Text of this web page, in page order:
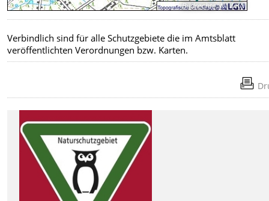
Bildrechte:NLWKN
Verbindlich sind für alle Schutzgebiete die im Amtsblatt
veröffentlichten Verordnungen bzw. Karten.